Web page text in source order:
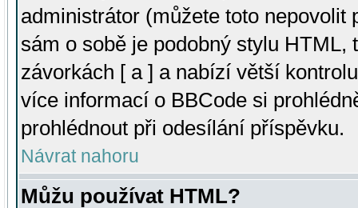
administrátor (můžete toto
sám o sobě je podobný stylu HTML,
závorkách [ a ] a nabízí větší
více informací o BBCode si
prohlédnout při odesílání příspěvku.
Návrat nahoru
Můžu používat HTML?